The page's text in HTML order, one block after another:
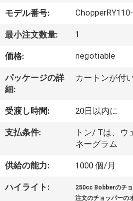
私
に
つ
い
て
工
場
モデル番号:
最小注文数量: 1
価格: negotiable
パッケージの詳
細:
カートンが付
受渡し時間: 20日以内に
支払条件:
トン/ Tは、ウ
ネーグラム
供給の能力: 1000 個/月
ハイライト: 250cc Bobberのチ
注文のチョッパーの